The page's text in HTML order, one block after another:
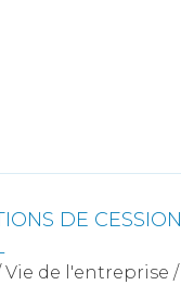
DE
Vie de l'entreprise /